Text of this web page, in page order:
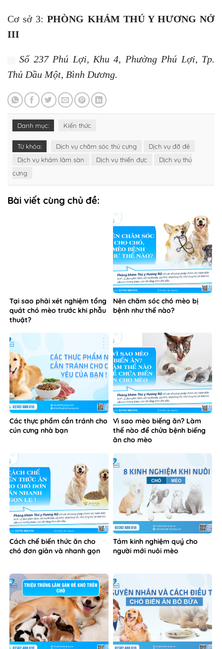
Cơ sở 3:PHÒNG KHÁM THÚ Y HƯƠNG NỞ
III
Số 237 Phú Lợi, Khu 4, Phường Phú Lợi, Tp.
Thủ Dầu Một, Bình Dương.
Danh mục: Kiến thức
Từ khóa: Dịch vụ chăm sóc thú cưng
Dịch vụ đỡ đẻ
Dịch vụ khám lâm sàn
Dịch vụ thiến đực
Dịch vụ thú
cưng
Bài viết cùng chủ đề:
Tại sao phải xét nghiệm tổng
quát chó mèo trước khi phẫu
thuật?
Nên chăm sóc chó mèo bị
bệnh như thế nào?
Các thực phẩm cần tránh cho
cún cưng nhà bạn
Vì sao mèo biếng ăn? Làm
thế nào để chửa bệnh biếng
ăn cho mèo
Cách chế biến thức ăn cho
chó đơn giản và nhanh gọn
Tám kinh nghiệm quý cho
người mới nuôi mèo